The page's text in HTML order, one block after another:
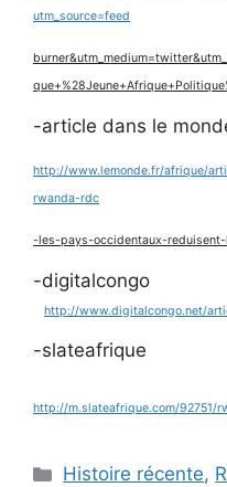
utm_source=feed
-article dans le
http://www.lemonde.fr/afrique/
rwanda-rdc
-les-pays-occidentaux-reduisent-
-digitalcongo
http://www.digitalcongo.net/
-slateafrique
http://m.slateafrique.com/92751/
Catégories
Histoire récente,